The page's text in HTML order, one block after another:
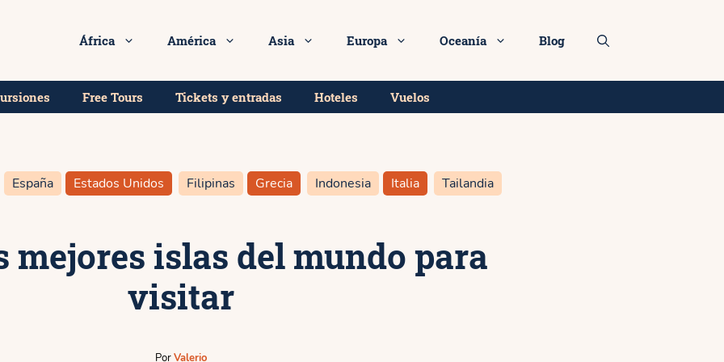
África América Asia Europa Oceanía Blog
Free Tours Tickets y entradas Hoteles Vuelos
España Estados Unidos Filipinas Grecia Indonesia Italia Tailandia
mejores islas del mundo para
visitar
PorValerio